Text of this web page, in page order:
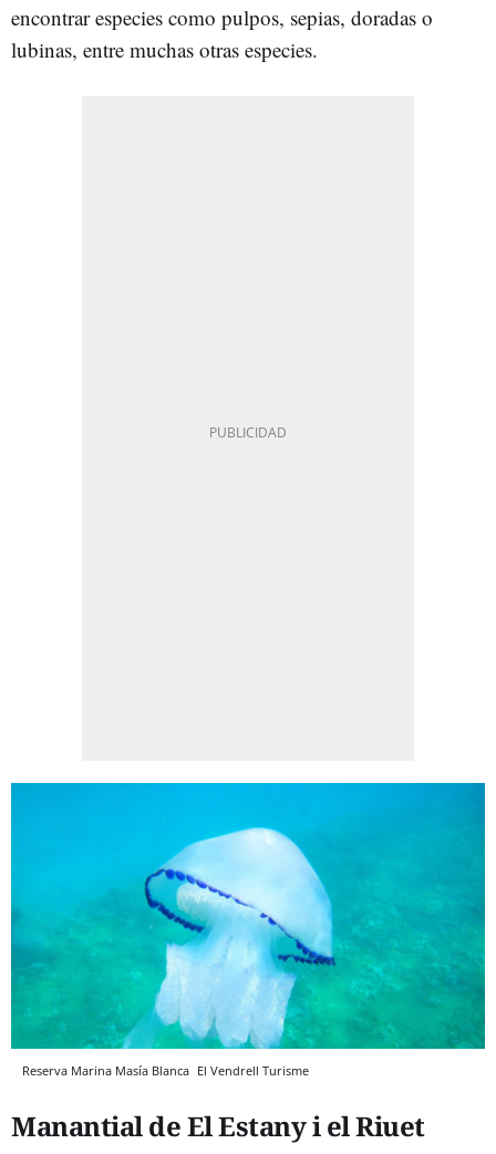
encontrar especies como pulpos, sepias, doradas o
lubinas, entre muchas otras especies.
Reserva Marina Masía Blanca El Vendrell Turisme
Manantial de El Estany i el Riuet